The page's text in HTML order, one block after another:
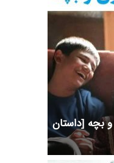
و بچه [داستان